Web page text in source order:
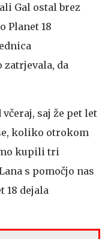
Gal ostal brez
Planet 18
zatrjevala, da
saj že pet let
koliko otrokom
kupili tri
s pomočjo nas
18 dejala